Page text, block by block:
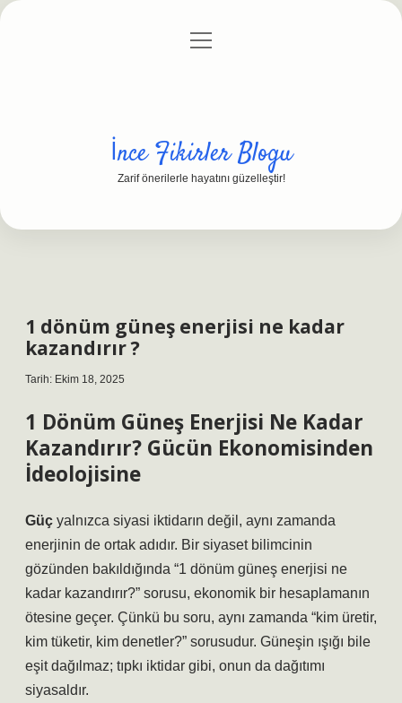
Gizlilik Politikası
menüyü
İnce Fikirler Blogu
Zarif önerilerle hayatını güzelleştir!
1 dönüm güneş enerjisi ne kadar
kazandırır ?
Tarih: Ekim 18, 2025
1 Dönüm Güneş Enerjisi Ne Kadar
Kazandırır? Gücün Ekonomisinden
İdeolojisine
Güç yalnızca siyasi iktidarın değil, aynı zamanda
enerjinin de ortak adıdır. Bir siyaset bilimcinin
gözünden bakıldığında “1 dönüm güneş enerjisi ne
kadar kazandırır?” sorusu, ekonomik bir hesaplamanın
ötesine geçer. Çünkü bu soru, aynı zamanda “kim üretir,
kim tüketir, kim denetler?” sorusudur. Güneşin ışığı bile
eşit dağılmaz; tıpkı iktidar gibi, onun da dağıtımı
siyasaldır.